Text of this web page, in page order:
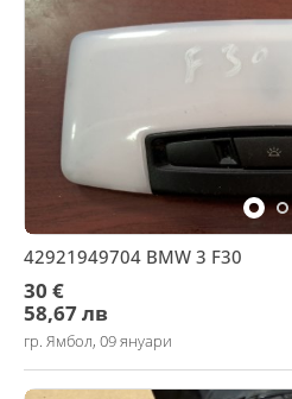
42921949704 BMW 3 F30
30 €
58,67 лв
гр. Ямбол, 09 януари